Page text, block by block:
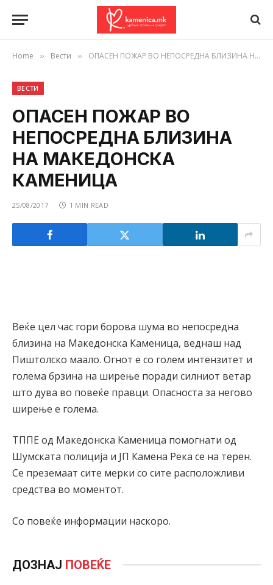
Home » Вести » ОПАСЕН ПОЖАР ВО НЕПОСРЕДНА БЛИЗИНА НА МАКЕДОНСКА КАМЕНИЦА
ВЕСТИ
ОПАСЕН ПОЖАР ВО
НЕПОСРЕДНА БЛИЗИНА
НА МАКЕДОНСКА
КАМЕНИЦА
25/08/2017 1 MIN READ
Веќе цел час гори борова шума во непосредна
близина на Македонска Каменица, веднаш над
Пиштолско маало. Огнот е со голем интензитет и
голема брзина на ширење поради силниот ветар
што дува во повеќе правци. Опасноста за негово
ширење е голема.
ТППЕ од Македонска Каменица помогнати од
Шумската полиција и ЈП Камена Река се на терен.
Се преземаат сите мерки со сите расположливи
средства во моментот.
Со повеќе информации наскоро.
ДОЗНАЈ ПОВЕЌЕ